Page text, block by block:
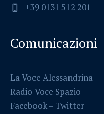
+39 0131 512 201
Comunicazioni
La Voce Alessandrina
Radio Voce Spazio
Facebook– Twitter